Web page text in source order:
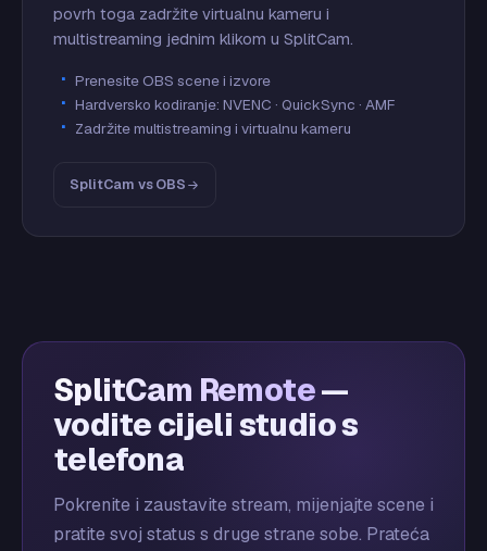
povrh toga zadržite virtualnu kameru i
multistreaming jednim klikom u SplitCam.
Prenesite OBS scene i izvore
Hardversko kodiranje: NVENC · QuickSync · AMF
Zadržite multistreaming i virtualnu kameru
SplitCam vs OBS
SplitCam Remote—
vodite cijeli studio s
telefona
Pokrenite i zaustavite stream, mijenjajte scene i
pratite svoj status s druge strane sobe. Prateća